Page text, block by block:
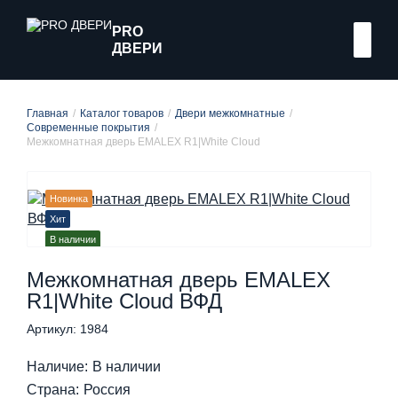
PRO
ДВЕРИ
Главная Каталог товаров
Двери межкомнатные
Современные покрытия
Межкомнатная дверь EMALEX R1|White Cloud
Новинка
Хит
В наличии
Межкомнатная дверь EMALEX
R1|White Cloud ВФД
Артикул: 1984
Наличие: В наличии
Страна: Россия